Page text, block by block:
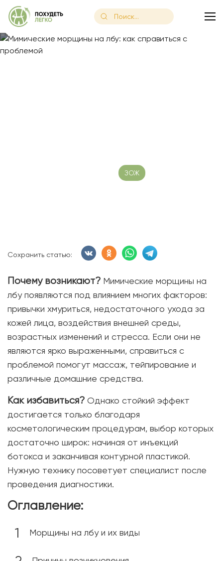
ЗОЖ
Сохранить статью:
Почему возникают? Мимические морщины на
лбу появляются под влиянием многих факторов:
привычки хмуриться, недостаточного ухода за
кожей лица, воздействия внешней среды,
возрастных изменений и стресса. Если они не
являются ярко выраженными, справиться с
проблемой помогут массаж, тейпирование и
различные домашние средства.
Как избавиться? Однако стойкий эффект
достигается только благодаря
косметологическим процедурам, выбор которых
достаточно широк: начиная от инъекций
ботокса и заканчивая контурной пластикой.
Нужную технику посоветует специалист после
проведения диагностики.
Оглавление:
Морщины на лбу и их виды